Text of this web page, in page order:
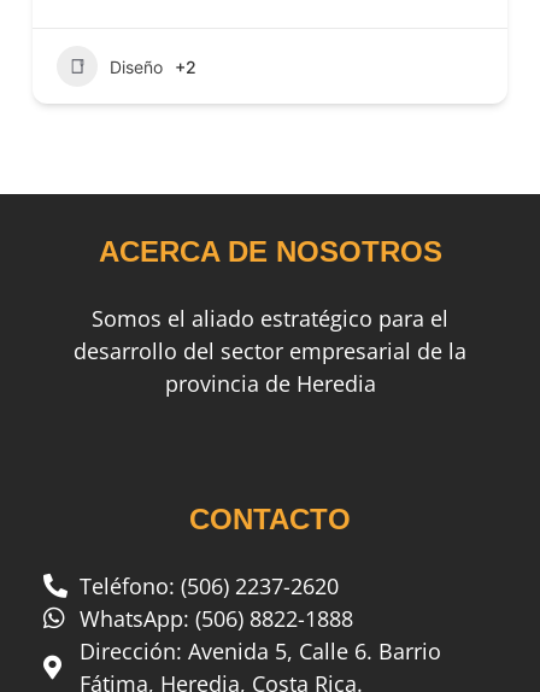
Diseño +2
ACERCA DE NOSOTROS
Somos el aliado estratégico para el
desarrollo del sector empresarial de la
provincia de Heredia
CONTACTO
Teléfono: (506) 2237-2620
WhatsApp: (506) 8822-1888
Dirección: Avenida 5, Calle 6. Barrio
Fátima, Heredia, Costa Rica.